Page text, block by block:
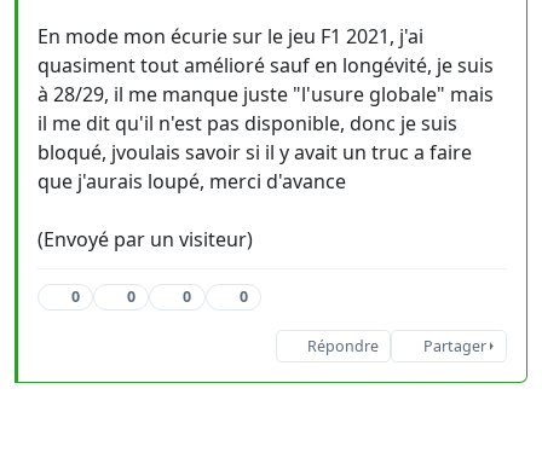
En mode mon écurie sur le jeu F1 2021, j'ai
quasiment tout amélioré sauf en longévité, je suis
à 28/29, il me manque juste "l'usure globale" mais
il me dit qu'il n'est pas disponible, donc je suis
bloqué, jvoulais savoir si il y avait un truc a faire
que j'aurais loupé, merci d'avance
(Envoyé par un visiteur)
0 0 0 0
Répondre Partager